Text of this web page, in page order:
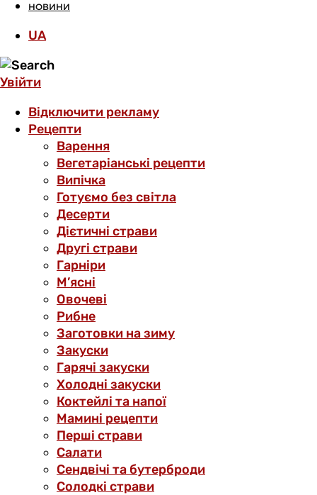
НОВИНИ
UA
Увійти
Відключити рекламу
Рецепти
Варення
Вегетаріанські рецепти
Випічка
Готуємо без світла
Десерти
Дієтичні страви
Другі страви
Гарніри
М’ясні
Овочеві
Рибне
Заготовки на зиму
Закуски
Гарячі закуски
Холодні закуски
Коктейлі та напої
Мамині рецепти
Перші страви
Салати
Сендвічі та бутерброди
Солодкі страви